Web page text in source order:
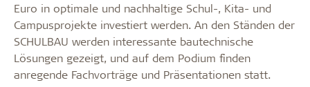
Euro in optimale und nachhaltige Schul-, Kita- und
Campusprojekte investiert werden. An den Ständen der
SCHULBAU werden interessante bautechnische
Lösungen gezeigt, und auf dem Podium finden
anregende Fachvorträge und Präsentationen statt.